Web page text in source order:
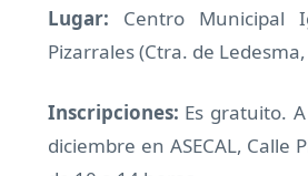
Lugar: Centro Municipal
Pizarrales (Ctra. de Ledesma,
Inscripciones: Es gratuito.
diciembre en ASECAL, Calle